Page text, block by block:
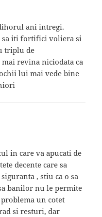
ani intregi.
sa iti fortifici voliera si
triplu de
revina niciodata ca
lui mai vede bine
in care va apucati de
decente care sa
, stiu ca o sa
banilor nu le permite
un cotet
si resturi, dar